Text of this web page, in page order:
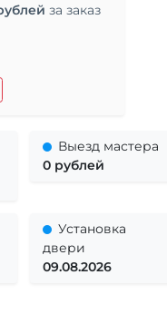
за заказ
Выезд мастера
0 рублей
Установка
двери
09.08.2026